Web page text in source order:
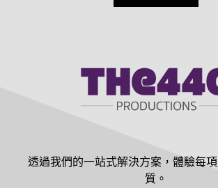
透過我們的一站式解決方案，體驗每
質。